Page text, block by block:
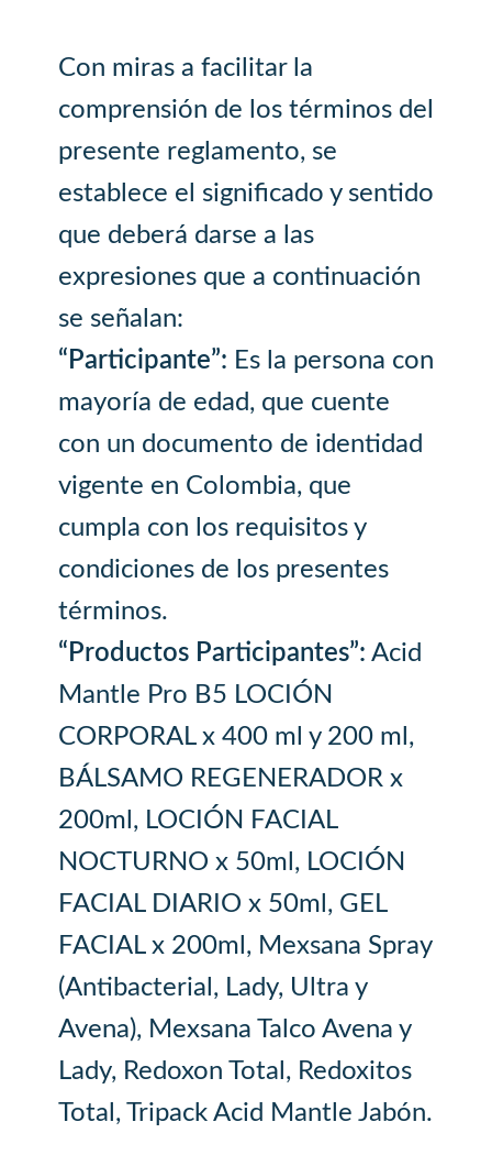
Con miras a facilitar la
comprensión de los términos del
presente reglamento, se
establece el significado y sentido
que deberá darse a las
expresiones que a continuación
se señalan:
“Participante”: Es la persona con
mayoría de edad, que cuente
con un documento de identidad
vigente en Colombia, que
cumpla con los requisitos y
condiciones de los presentes
términos.
“Productos Participantes”: Acid
Mantle Pro B5 LOCIÓN
CORPORAL x 400 ml y 200 ml,
BÁLSAMO REGENERADOR x
200ml, LOCIÓN FACIAL
NOCTURNO x 50ml, LOCIÓN
FACIAL DIARIO x 50ml, GEL
FACIAL x 200ml, Mexsana Spray
(Antibacterial, Lady, Ultra y
Avena), Mexsana Talco Avena y
Lady, Redoxon Total, Redoxitos
Total, Tripack Acid Mantle Jabón.